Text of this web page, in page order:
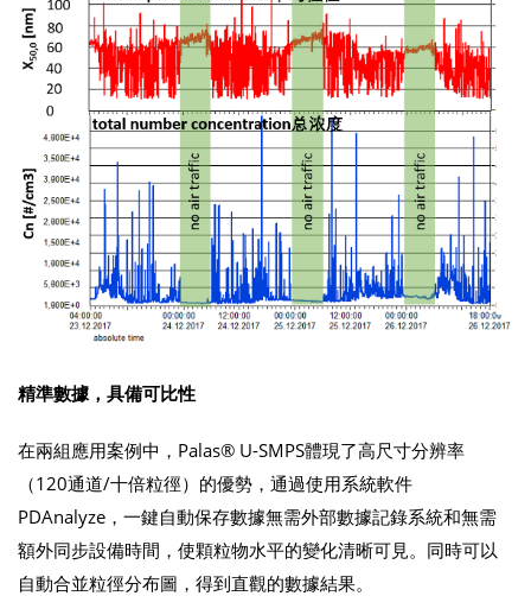
精準數據，具備可比性
在兩組應用案例中，Palas® U-SMPS體現了高尺寸分辨率
（120通道/十倍粒徑）的優勢，通過使用系統軟件
PDAnalyze，一鍵自動保存數據無需外部數據記錄系統和無需
額外同步設備時間，使顆粒物水平的變化清晰可見。同時可以
自動合並粒徑分布圖，得到直觀的數據結果。